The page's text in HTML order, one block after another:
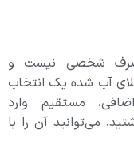
شخصی نیست و
آب‌ شده یک انتخاب
مستقیم وارد
می‌توانید آن را با